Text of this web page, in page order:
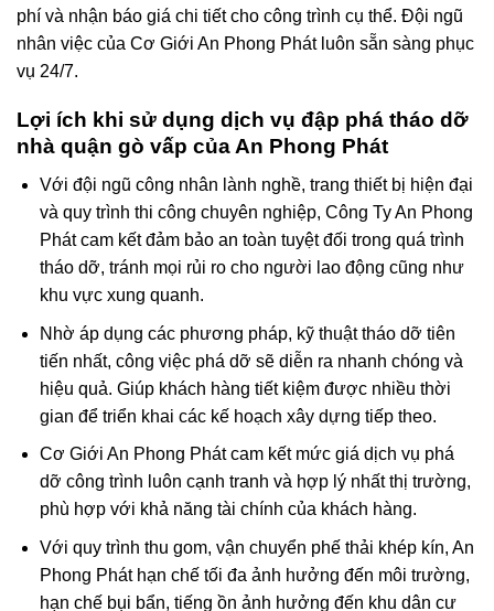
phí và nhận báo giá chi tiết cho công trình cụ thể. Đội ngũ
nhân việc của Cơ Giới An Phong Phát luôn sẵn sàng phục
vụ 24/7.
Lợi ích khi sử dụng dịch vụ đập phá tháo dỡ
nhà quận gò vấp của An Phong Phát
Với đội ngũ công nhân lành nghề, trang thiết bị hiện đại
và quy trình thi công chuyên nghiệp, Công Ty An Phong
Phát cam kết đảm bảo an toàn tuyệt đối trong quá trình
tháo dỡ, tránh mọi rủi ro cho người lao động cũng như
khu vực xung quanh.
Nhờ áp dụng các phương pháp, kỹ thuật tháo dỡ tiên
tiến nhất, công việc phá dỡ sẽ diễn ra nhanh chóng và
hiệu quả. Giúp khách hàng tiết kiệm được nhiều thời
gian để triển khai các kế hoạch xây dựng tiếp theo.
Cơ Giới An Phong Phát cam kết mức giá dịch vụ phá
dỡ công trình luôn cạnh tranh và hợp lý nhất thị trường,
phù hợp với khả năng tài chính của khách hàng.
Với quy trình thu gom, vận chuyển phế thải khép kín, An
Phong Phát hạn chế tối đa ảnh hưởng đến môi trường,
hạn chế bụi bẩn, tiếng ồn ảnh hưởng đến khu dân cư